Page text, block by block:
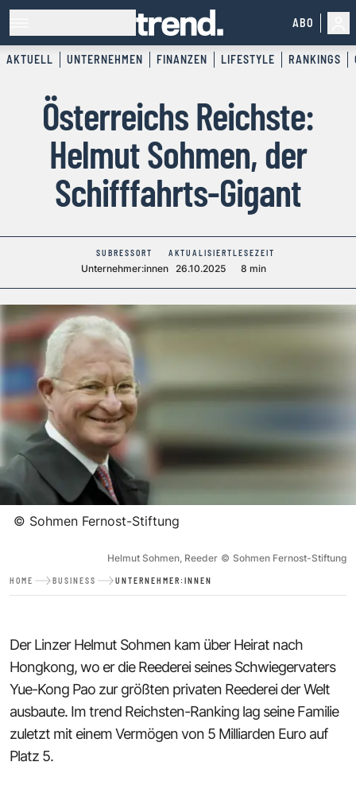
ABO
AKTUELL UNTERNEHMEN FINANZEN LIFESTYLE RANKINGS
Österreichs Reichste:
Helmut Sohmen, der
Schifffahrts-Gigant
SUBRESSORT
Unternehmer:innen
AKTUALISIERT
26.10.2025
LESEZEIT
8 min
© Sohmen Fernost-Stiftung
Helmut Sohmen, Reeder © Sohmen Fernost-Stiftung
HOME BUSINESS UNTERNEHMER:INNEN
Der Linzer Helmut Sohmen kam über Heirat nach
Hongkong, wo er die Reederei seines Schwiegervaters
Yue-Kong Pao zur größten privaten Reederei der Welt
ausbaute. Im trend Reichsten-Ranking lag seine Familie
zuletzt mit einem Vermögen von 5 Milliarden Euro auf
Platz 5.